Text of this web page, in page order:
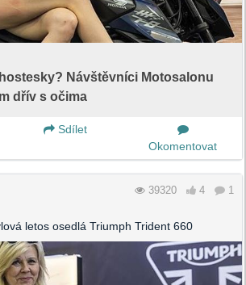
Návštěvníci Motosalonu
dřív s očima
Sdílet
Okomentovat
39320 4 1
letos osedlá Triumph Trident 660